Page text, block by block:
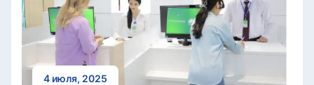
4 июля, 2025